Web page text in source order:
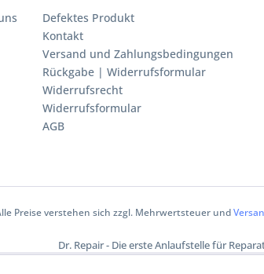
Defektes Produkt
Kontakt
Versand und Zahlungsbedingungen
Rückgabe | Widerrufsformular
Widerrufsrecht
Widerrufsformular
AGB
Preise verstehen sich zzgl. Mehrwertsteuer und
Dr. Repair - Die erste Anlaufstelle für